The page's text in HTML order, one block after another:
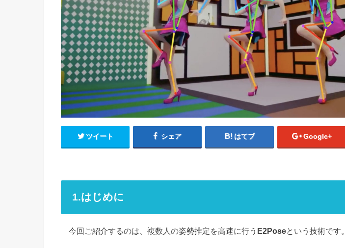
ツイート シェア はてブ Google+
1.はじめに
今回ご紹介するのは、複数人の姿勢推定を高速に行う E2Poseという技術です。